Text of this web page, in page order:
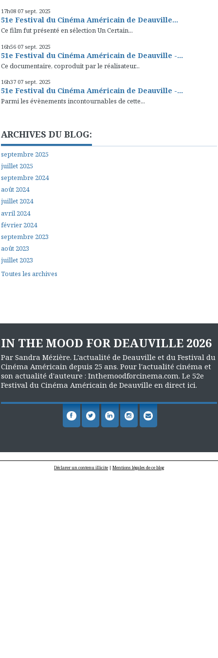
17h08 07 sept. 2025
51e Festival du Cinéma Américain de Deauville...
Ce film fut présenté en sélection Un Certain...
16h56 07 sept. 2025
51e Festival du Cinéma Américain de Deauville -...
Ce documentaire, coproduit par le réalisateur...
16h37 07 sept. 2025
51e Festival du Cinéma Américain de Deauville -...
Parmi les évènements incontournables de cette...
ARCHIVES DU BLOG:
septembre 2025
juillet 2025
septembre 2024
août 2024
juillet 2024
avril 2024
février 2024
septembre 2023
août 2023
juillet 2023
Toutes les archives
IN THE MOOD FOR DEAUVILLE 2026
Par Sandra Mézière. L'actualité de Deauville et du Festival du
Cinéma Américain depuis 25 ans. Pour l'actualité cinéma et
son actualité d'auteure : Inthemoodforcinema.com. Le 52e
Festival du Cinéma Américain de Deauville en direct ici.
Déclarer un contenu illicite | Mentions légales de ce blog